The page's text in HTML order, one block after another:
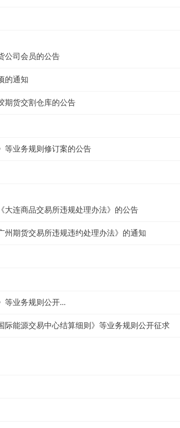
公司会员的公告
的通知
期货交割仓库的公告
等业务规则修订案的公告
大连商品交易所违规处理办法》的公告
州期货交易所违规违约处理办法》的通知
等业务规则公开...
际能源交易中心结算细则》等业务规则公开征求